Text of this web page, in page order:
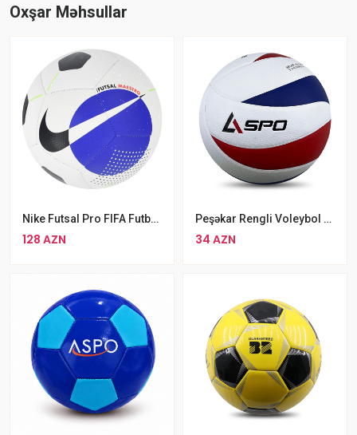
Oxşar Məhsullar
Nike Futsal Pro FIFA Futbol Topu
128 AZN
Peşəkar Rengli Voleybol Topu Aspo Super Soft Touch Voleybol Topu
34 AZN